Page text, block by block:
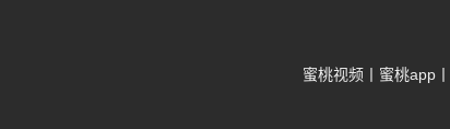
蜜桃视频 蜜桃app